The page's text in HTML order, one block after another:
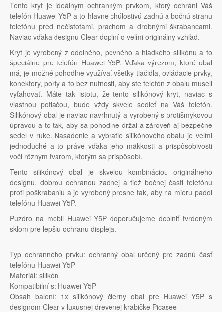
Tento kryt je ideálnym ochranným prvkom, ktorý ochráni Váš
telefón Huawei Y5P a to hlavne chúlostivú zadnú a bočnú stranu
telefónu pred nečistotami, prachom a drobnými škrabancami.
Naviac vďaka designu Clear doplní o veľmi originálny vzhľad.
Kryt je vyrobený z odolného, pevného a hladkého silikónu a to
špeciálne pre telefón Huawei Y5P. Vďaka výrezom, ktoré obal
má, je možné pohodlne využívať všetky tlačidla, ovládacie prvky,
konektory, porty a to bez nutnosti, aby ste telefón z obalu museli
vyťahovať. Máte tak istotu, že tento silikónový kryt, naviac s
vlastnou potlačou, bude vždy skvele sedieť na Váš telefón.
Silikónový obal je naviac navrhnutý a vyrobený s protišmykovou
úpravou a to tak, aby sa pohodlne držal a zároveň aj bezpečne
sedel v ruke. Nasadenie a vybratie silikónového obalu je veľmi
jednoduché a to práve vďaka jeho mäkkosti a prispôsobivosti
voči rôznym tvarom, ktorým sa prispôsobí.
Tento silikónový obal je skvelou kombináciou originálneho
designu, dobrou ochranou zadnej a tiež bočnej časti telefónu
proti poškrabaniu a je vyrobený presne tak, aby na mieru padol
telefónu Huawei Y5P.
Puzdro na mobil Huawei Y5P doporučujeme doplniť tvrdeným
sklom pre lepšiu ochranu displeja.
Typ ochranného prvku: ochranný obal určený pre zadnú časť
telefónu Huawei Y5P
Materiál: silikón
Kompatibilní s: Huawei Y5P
Obsah balení: 1x silikónový čierny obal pre Huawei Y5P s
designom Clear v luxusnej drevenej krabičke Picasee